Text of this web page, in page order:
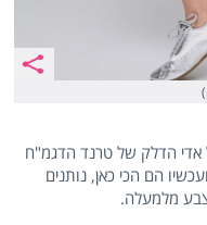
אדי הדלק של טרנד הדגמ"ח
הם הכי כאן, נותנים
מלמעלה.